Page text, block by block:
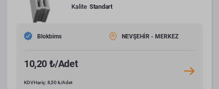
Kalite Standart
Blokbims NEVŞEHİR - MERKEZ
10,20 ₺/Adet
KDV Hariç: 8,50 ₺/Adet